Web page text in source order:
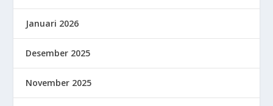
Januari 2026
Desember 2025
November 2025